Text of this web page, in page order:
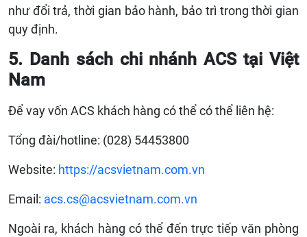
như đổi trả, thời gian bảo hành, bảo trì trong thời gian
quy định.
5. Danh sách chi nhánh ACS tại Việt
Nam
Để vay vốn ACS khách hàng có thể có thể liên hệ:
Tổng đài/hotline: (028) 54453800
Website: https://acsvietnam.com.vn
Email: acs.cs@acsvietnam.com.vn
Ngoài ra, khách hàng có thể đến trực tiếp văn phòng